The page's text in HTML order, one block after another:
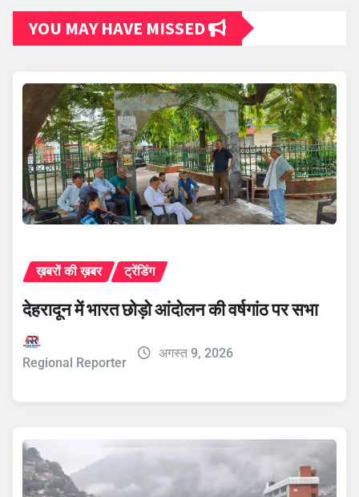
YOU MAY HAVE MISSED
ख़बरों की ख़बर ट्रेंडिंग
देहरादून में भारत छोड़ो आंदोलन की वर्षगांठ पर सभा
Regional Reporter
अगस्त 9, 2026